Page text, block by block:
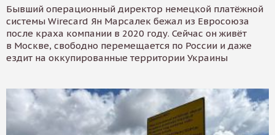
Бывший операционный директор немецкой платёжной
системы Wirecard Ян Марсалек бежал из Евросоюза
после краха компании в 2020 году. Сейчас он живёт
в Москве, свободно перемещается по России и даже
ездит на оккупированные территории Украины